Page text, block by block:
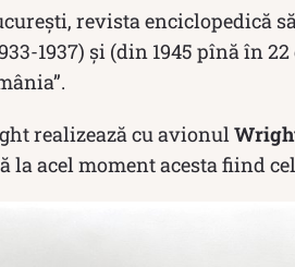
revista enciclopedică
1937) şi (din 1945 pînă în
realizează cu avionul
la acel moment acesta fiind